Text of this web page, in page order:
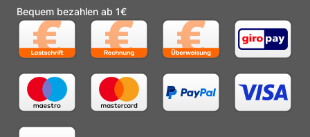
Bequem bezahlen ab 1€